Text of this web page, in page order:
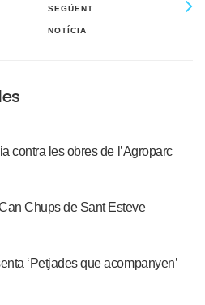
SEGÜENT
NOTÍCIA
contra les obres de l’Agroparc
Chups de Sant Esteve
‘Petjades que acompanyen’